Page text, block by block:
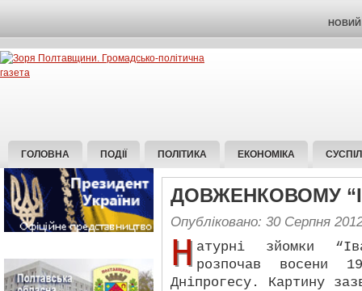
НОВИЙ
ГОЛОВНА ПОДІЇ ПОЛІТИКА ЕКОНОМІКА
ДОВЖЕНКОВОМУ
Опубліковано: 30 Серпня
Н атурні зйомки
розпочав восени
Дніпрогесу. Картину